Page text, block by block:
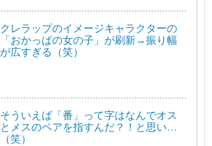
クレラップのイメージキャラクターの
「おかっぱの女の子」が刷新→振り幅
が広すぎる（笑）
そういえば「番」って字はなんでオス
とメスのペアを指すんだ？！と思い…
（笑）